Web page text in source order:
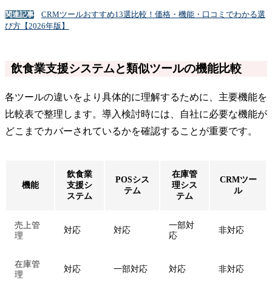
関連記事
CRMツールおすすめ13選比較！価格・機能・口コミでわかる選
び方【2026年版】
飲食業支援システムと類似ツールの機能比較
各ツールの違いをより具体的に理解するために、主要機能を
比較表で整理します。導入検討時には、自社に必要な機能が
どこまでカバーされているかを確認することが重要です。
機能
飲食業
支援シ
ステム
POSシス
テム
在庫管
理シス
テム
CRMツー
ル
売上管
理
対応 対応
一部対
応
非対応
在庫管
理
対応 一部対応 対応 非対応